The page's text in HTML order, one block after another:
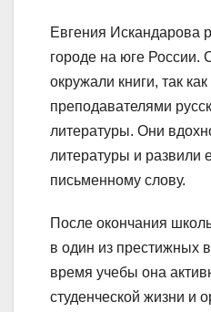
Евгения Искандарова
городе на юге России.
окружали книги, так
преподавателями
литературы. Они
литературы и развили
письменному слову.
После окончания
в один из престижных
время учебы она
студенческой жизни и